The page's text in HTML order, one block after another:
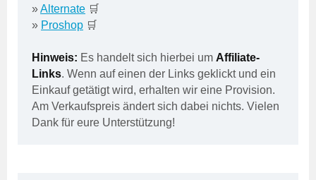
»Alternate 🛒
» Proshop 🛒
Hinweis: Es handelt sich hierbei um Affiliate-
Links. Wenn auf einen der Links geklickt und ein
Einkauf getätigt wird, erhalten wir eine Provision.
Am Verkaufspreis ändert sich dabei nichts. Vielen
Dank für eure Unterstützung!